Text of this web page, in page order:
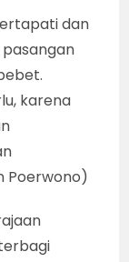
dan
karena
Poerwono)